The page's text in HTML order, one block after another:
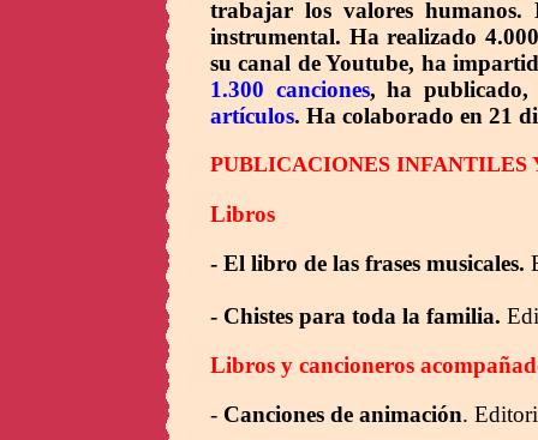
trabajar los valores humanos.
instrumental. Ha realizado
su canal de Youtube, ha
1.300 canciones, ha
artículos. Ha colaborado en 21
PUBLICACIONES INFANTILES
Libros
- El libro de las frases musicales.
- Chistes para toda la familia.
Libros y cancioneros
- Canciones de animación.